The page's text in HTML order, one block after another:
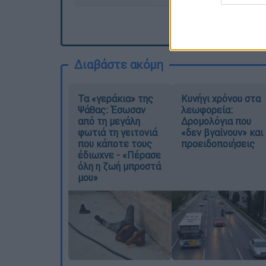
Διαβάστε ακόμη
Τα «γεράκια» της
Ψάθας: Έσωσαν
από τη μεγάλη
φωτιά τη γειτονιά
που κάποτε τους
έδιωχνε - «Πέρασε
όλη η ζωή μπροστά
μου»
Κυνήγι χρόνου στα
λεωφορεία:
Δρομολόγια που
«δεν βγαίνουν» και
προειδοποιήσεις